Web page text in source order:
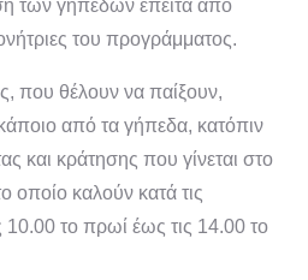
των γηπέδων έπειτα από
του προγράμματος.
που θέλουν να παίξουν,
από τα γήπεδα, κατόπιν
και κράτησης που γίνεται στο
καλούν κατά τις
10.00 το πρωί έως τις 14.00 το